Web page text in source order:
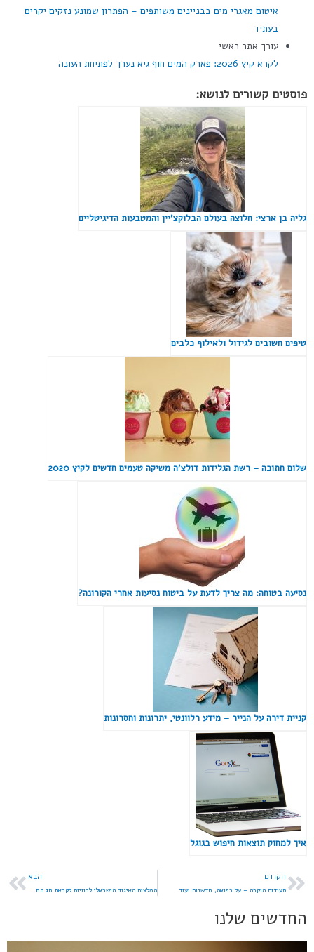
איטום מאגרי מים בבניינים משותפים – הפתרון שמונע נזקים יקרים
בעתיד
עורך אתר ראשי
לקרא קיץ 2026: פארק המים חוף גיא נערך לפתיחת העונה
פוסטים קשורים לנושא:
גליה בן ארצי: חלוצה בעולם הבלוקצ'יין והמטבעות הדיגיטליים
טיפים חשובים לגידול ולאילוף כלבים
שלום חתוכה – רשת הגלידות דולצ'ה משיקה טעמים חדשים לקיץ 2020
נסיעה בטוחה: מה צריך לדעת על ביטוח נסיעות אחרי הקורונה?
קניית דירה על הנייר – מידע רלוונטי, יתרונות וחסרונות
איך למחוק תוצאות חיפוש בגוגל
הקודם
תעודות הוקרה – על רפואה, חדשנות ועוד
הבא
המלצות האיגוד הישראלי לכוויות לקראת חג החנוכה
החדשים שלנו